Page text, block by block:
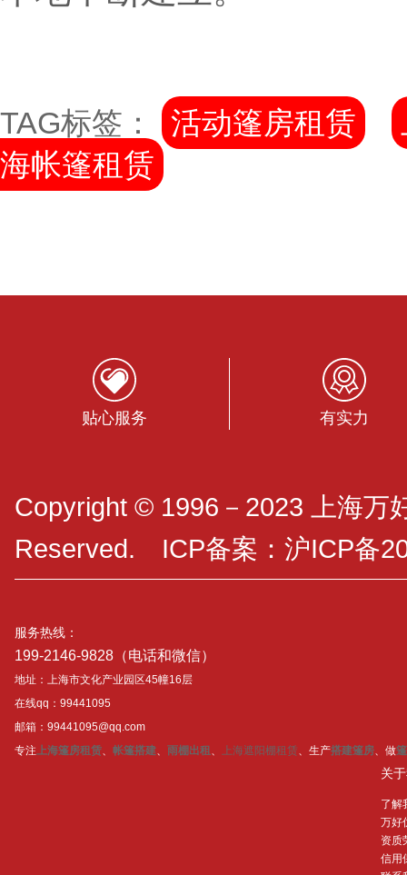
TAG标签： 活动篷房租赁
海帐篷租赁
贴心服务 有实力
Copyright © 1996－2023 上海万
Reserved. ICP备案： 沪ICP备
服务热线：
199-2146-9828（电话和微信）
地址：上海市文化产业园区45幢16层
在线qq：99441095
邮箱：99441095@qq.com
专注上海篷房租赁、 帐篷搭建、 雨棚出租 、 上海遮阳棚租赁、生产搭建篷房、做
关
了解
万好
资质
信用